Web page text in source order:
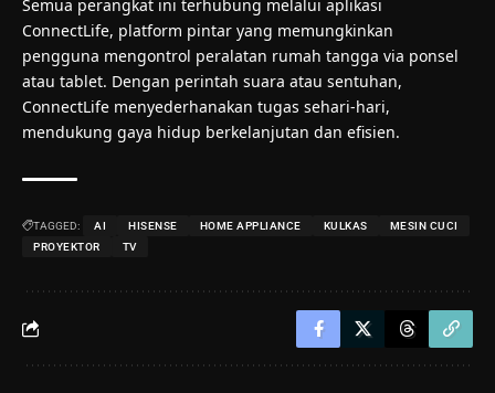
Semua perangkat ini terhubung melalui aplikasi
ConnectLife, platform pintar yang memungkinkan
pengguna mengontrol peralatan rumah tangga via ponsel
atau tablet. Dengan perintah suara atau sentuhan,
ConnectLife menyederhanakan tugas sehari-hari,
mendukung gaya hidup berkelanjutan dan efisien.
TAGGED: AI HISENSE HOME APPLIANCE KULKAS
MESIN CUCI
PROYEKTOR
TV